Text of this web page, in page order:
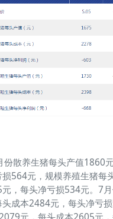
份散养生猪每头产值1860
564元，规模养殖生猪每
，每头净亏损534元。7
成本2484元，每头净亏